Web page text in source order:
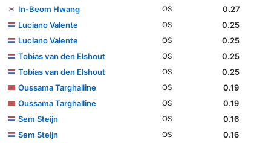
In-Beom Hwang
OS
0.27
Luciano Valente
OS
0.25
Luciano Valente
OS
0.25
Tobias van den Elshout
OS
0.25
Tobias van den Elshout
OS
0.25
Oussama Targhalline
OS
0.19
Oussama Targhalline
OS
0.19
Sem Steijn
OS
0.16
Sem Steijn
OS
0.16